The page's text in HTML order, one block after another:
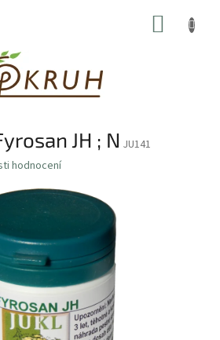
JH ; N JU141
hodnocení